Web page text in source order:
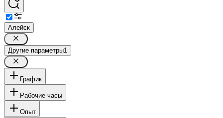
Алейск
Другие параметры1
График
Рабочие часы
Опыт